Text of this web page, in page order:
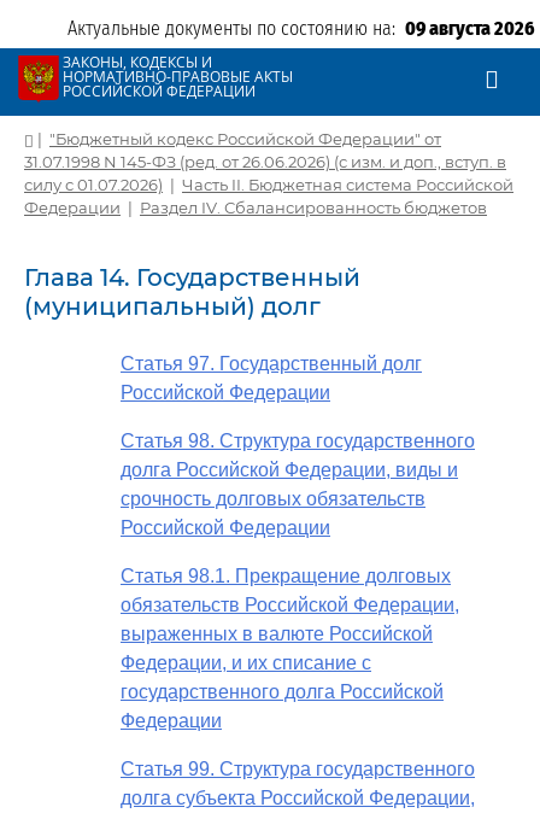
Актуальные документы по состоянию на: 09 августа 2026
ЗАКОНЫ, КОДЕКСЫ И
НОРМАТИВНО-ПРАВОВЫЕ АКТЫ
РОССИЙСКОЙ ФЕДЕРАЦИИ
| "Бюджетный кодекс Российской Федерации" от
31.07.1998 N 145-ФЗ (ред. от 26.06.2026) (с изм. и доп., вступ. в
силу с 01.07.2026) | Часть II. Бюджетная система Российской
Федерации | Раздел IV. Сбалансированность бюджетов
Глава 14. Государственный
(муниципальный) долг
Статья 97. Государственный долг
Российской Федерации
Статья 98. Структура государственного
долга Российской Федерации, виды и
срочность долговых обязательств
Российской Федерации
Статья 98.1. Прекращение долговых
обязательств Российской Федерации,
выраженных в валюте Российской
Федерации, и их списание с
государственного долга Российской
Федерации
Статья 99. Структура государственного
долга субъекта Российской Федерации,